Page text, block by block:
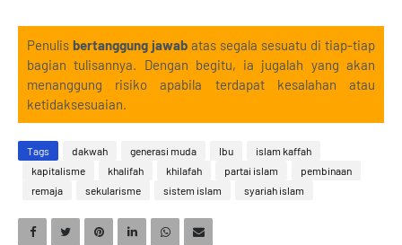
Penulis bertanggung jawab atas segala sesuatu di tiap-tiap
bagian tulisannya. Dengan begitu, ia jugalah yang akan
menanggung risiko apabila terdapat kesalahan atau
ketidaksesuaian.
Tags dakwah generasi muda Ibu
islam kaffah
kapitalisme
khalifah khilafah partai islam
pembinaan
remaja
sekularisme sistem islam syariah islam